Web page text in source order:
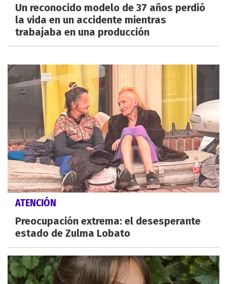
Un reconocido modelo de 37 años perdió
la vida en un accidente mientras
trabajaba en una producción
ATENCIÓN
Preocupación extrema: el desesperante
estado de Zulma Lobato